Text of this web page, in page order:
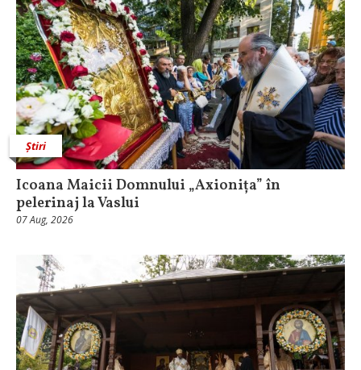
Știri
Icoana Maicii Domnului „Axionița” în
pelerinaj la Vaslui
07 Aug, 2026